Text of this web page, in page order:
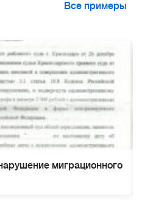
Все примеры
миграционного